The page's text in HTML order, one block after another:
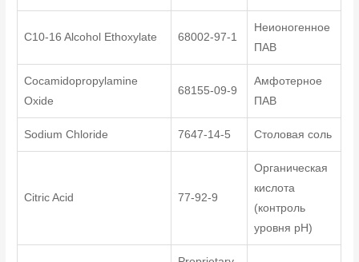
C10-16 Alcohol Ethoxylate 68002-97-1
Неионогенное
ПАВ
Cocamidopropylamine
Oxide
68155-09-9
Амфотерное
ПАВ
Sodium Chloride 7647-14-5 Столовая соль
Citric Acid 77-92-9
Органическая
кислота
(контроль
уровня pH)